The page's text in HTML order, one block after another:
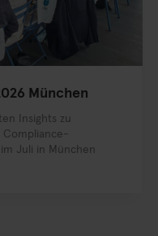
München
Insights zu
Compliance-
Juli in München